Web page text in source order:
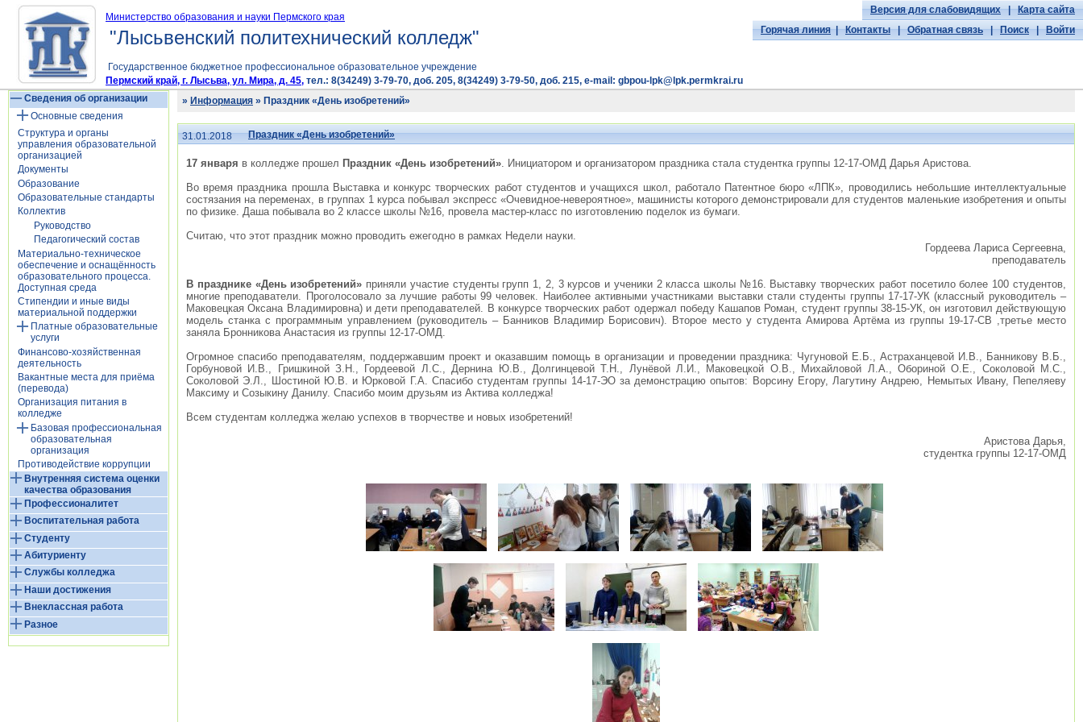
Министерство образования и науки Пермского края
"Лысьвенский политехнический колледж"
Версия для слабовидящих|Карта сайта
Горячая линия|Контакты|Обратная связь|Поиск|Войти
Государственное бюджетное профессиональное образовательное учреждение
Пермский край, г. Лысьва, ул. Мира, д. 45, тел.: 8(34249) 3-79-70, доб. 205, 8(34249) 3-79-50, доб. 215, e-mail: gbpou-lpk@lpk.permkrai.ru
Сведения об организации
Основные сведения
Структура и органы
управления образовательной
организацией
Документы
Образование
Образовательные стандарты
Коллектив
Руководство
Педагогический состав
Материально-техническое
обеспечение и оснащённость
образовательного процесса.
Доступная среда
Стипендии и иные виды
материальной поддержки
Платные образовательные
услуги
Финансово-хозяйственная
деятельность
Вакантные места для приёма
(перевода)
Организация питания в
колледже
Базовая профессиональная
образовательная
организация
Противодействие коррупции
Внутренняя система оценки
качества образования
Профессионалитет
Воспитательная работа
Студенту
Абитуриенту
Службы колледжа
Наши достижения
Внеклассная работа
Разное
» Информация » Праздник «День изобретений»
31.01.2018 Праздник «День изобретений»
17 января в колледже прошел Праздник «День изобретений». Инициатором и организатором праздника стала студентка группы 12-17-ОМД Дарья Аристова.
Во время праздника прошла Выставка и конкурс творческих работ студентов и учащихся школ, работало Патентное бюро «ЛПК», проводились небольшие интеллектуальные
состязания на переменах, в группах 1 курса побывал экспресс «Очевидное-невероятное», машинисты которого демонстрировали для студентов маленькие изобретения и опыты
по физике. Даша побывала во 2 классе школы №16, провела мастер-класс по изготовлению поделок из бумаги.
Считаю, что этот праздник можно проводить ежегодно в рамках Недели науки.
Гордеева Лариса Сергеевна,
преподаватель
В празднике «День изобретений» приняли участие студенты групп 1, 2, 3 курсов и ученики 2 класса школы №16. Выставку творческих работ посетило более 100 студентов,
многие преподаватели. Проголосовало за лучшие работы 99 человек. Наиболее активными участниками выставки стали студенты группы 17-17-УК (классный руководитель –
Маковецкая Оксана Владимировна) и дети преподавателей. В конкурсе творческих работ одержал победу Кашапов Роман, студент группы 38-15-УК, он изготовил действующую
модель станка с программным управлением (руководитель – Банников Владимир Борисович). Второе место у студента Амирова Артёма из группы 19-17-СВ ,третье место
заняла Бронникова Анастасия из группы 12-17-ОМД.
Огромное спасибо преподавателям, поддержавшим проект и оказавшим помощь в организации и проведении праздника: Чугуновой Е.Б., Астраханцевой И.В., Банникову В.Б.,
Горбуновой И.В., Гришкиной З.Н., Гордеевой Л.С., Дернина Ю.В., Долгинцевой Т.Н., Лунёвой Л.И., Маковецкой О.В., Михайловой Л.А., Обориной О.Е., Соколовой М.С.,
Соколовой Э.Л., Шостиной Ю.В. и Юрковой Г.А. Спасибо студентам группы 14-17-ЭО за демонстрацию опытов: Ворсину Егору, Лагутину Андрею, Немытых Ивану, Пепеляеву
Максиму и Созыкину Данилу. Спасибо моим друзьям из Актива колледжа!
Всем студентам колледжа желаю успехов в творчестве и новых изобретений!
Аристова Дарья,
студентка группы 12-17-ОМД